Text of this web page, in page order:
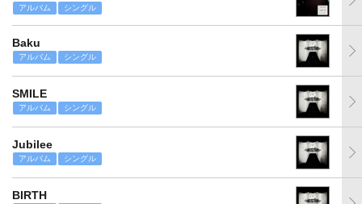
アルバム シングル
Baku
アルバム シングル
SMILE
アルバム シングル
Jubilee
アルバム シングル
BIRTH